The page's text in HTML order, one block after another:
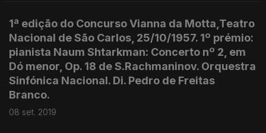
1ª edição do Concurso Vianna da Motta,Teatro
Nacional de São Carlos, 25/10/1957. 1º prémio:
pianista Naum Shtarkman: Concerto nº 2, em
Dó menor, Op. 18 de S.Rachmaninov. Orquestra
Sinfónica Nacional. Di. Pedro de Freitas
Branco.
08 set. 2019